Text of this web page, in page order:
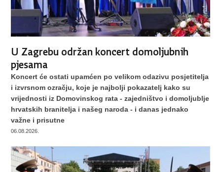
U Zagrebu održan koncert domoljubnih
pjesama
Koncert će ostati upamćen po velikom odazivu posjetitelja
i izvrsnom ozračju, koje je najbolji pokazatelj kako su
vrijednosti iz Domovinskog rata - zajedništvo i domoljublje
hrvatskih branitelja i našeg naroda - i danas jednako
važne i prisutne
06.08.2026.